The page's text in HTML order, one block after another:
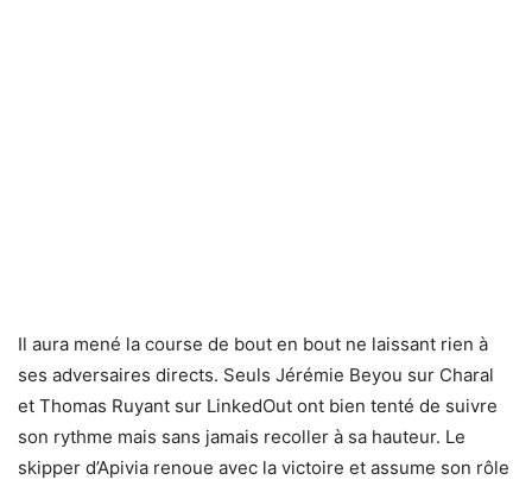
Il aura mené la course de bout en bout ne laissant rien à
ses adversaires directs. Seuls Jérémie Beyou sur Charal
et Thomas Ruyant sur LinkedOut ont bien tenté de suivre
son rythme mais sans jamais recoller à sa hauteur. Le
skipper d’Apivia renoue avec la victoire et assume son rôle